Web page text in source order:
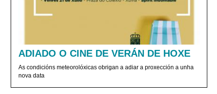
ADIADO O CINE DE VERÁN DE HOXE
As condicións meteorolóxicas obrigan a adiar a proxección a unha
nova data